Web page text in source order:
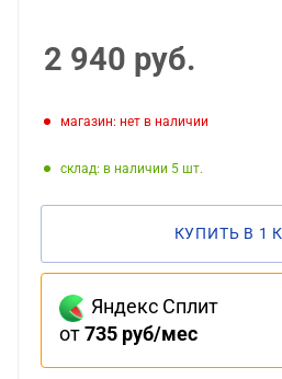
2 940 руб.
Магазин: нет в наличии
Склад: в наличии 5
КУПИТЬ В 1
Яндекс Сплит
от735 руб/мес